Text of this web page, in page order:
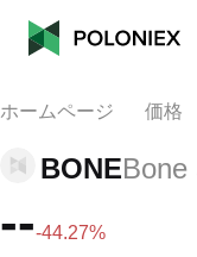
ホームページ 価格
BONEBone
---44.27%